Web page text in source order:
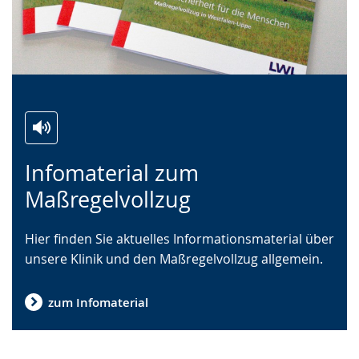
Infomaterial zum
Maßregelvollzug
Leichten
Sprache
wechseln.
Audio-
Unterstützung.
Video
in
Deutscher
Gebärdensprache
wird
Hier finden Sie aktuelles Informationsmaterial über
unsere Klinik und den Maßregelvollzug allgemein.
zum Infomaterial